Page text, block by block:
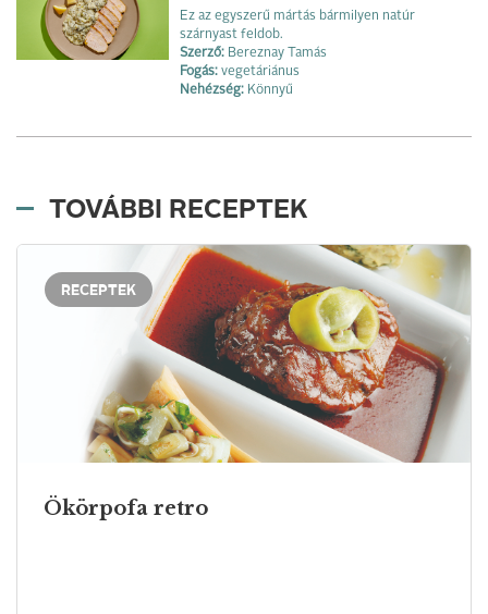
Ez az egyszerű mártás bármilyen natúr
szárnyast feldob.
Szerző: Bereznay Tamás
Fogás: vegetáriánus
Nehézség: Könnyű
TOVÁBBI RECEPTEK
RECEPTEK
Ökörpofa retro